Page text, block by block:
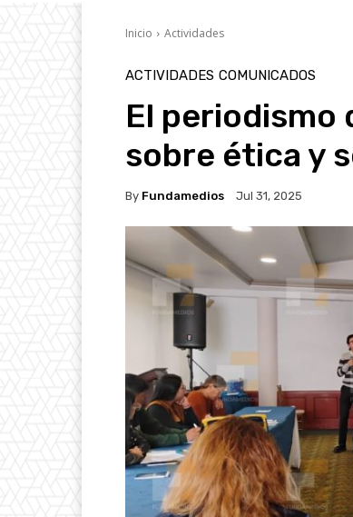
Inicio Actividades
ACTIVIDADES COMUNICADOS
El periodismo
sobre ética y
By Fundamedios Jul 31, 2025